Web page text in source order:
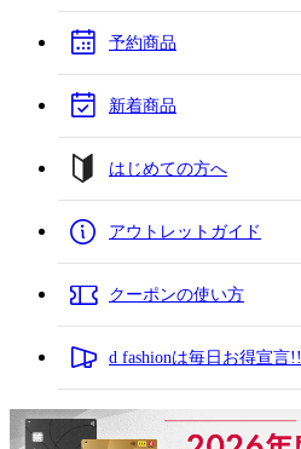
予約商品
新着商品
はじめての方へ
アウトレットガイド
クーポンの使い方
d fashionは毎日お得宣言!!